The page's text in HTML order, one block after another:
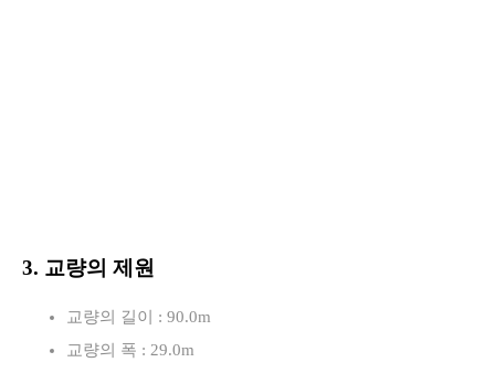
3. 교량의 제원
교량의 길이 : 90.0m
교량의 폭 : 29.0m